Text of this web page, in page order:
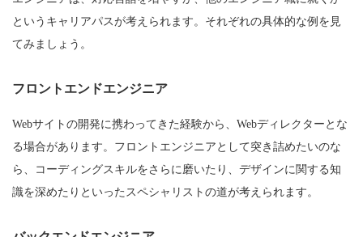
というキャリアパスが考えられます。それぞれの具体的な例を見
てみましょう。
フロントエンドエンジニア
Webサイトの開発に携わってきた経験から、Webディレクターとな
る場合があります。フロントエンジニアとして突き詰めたいのな
ら、コーディングスキルをさらに磨いたり、デザインに関する知
識を深めたりといったスペシャリストの道が考えられます。